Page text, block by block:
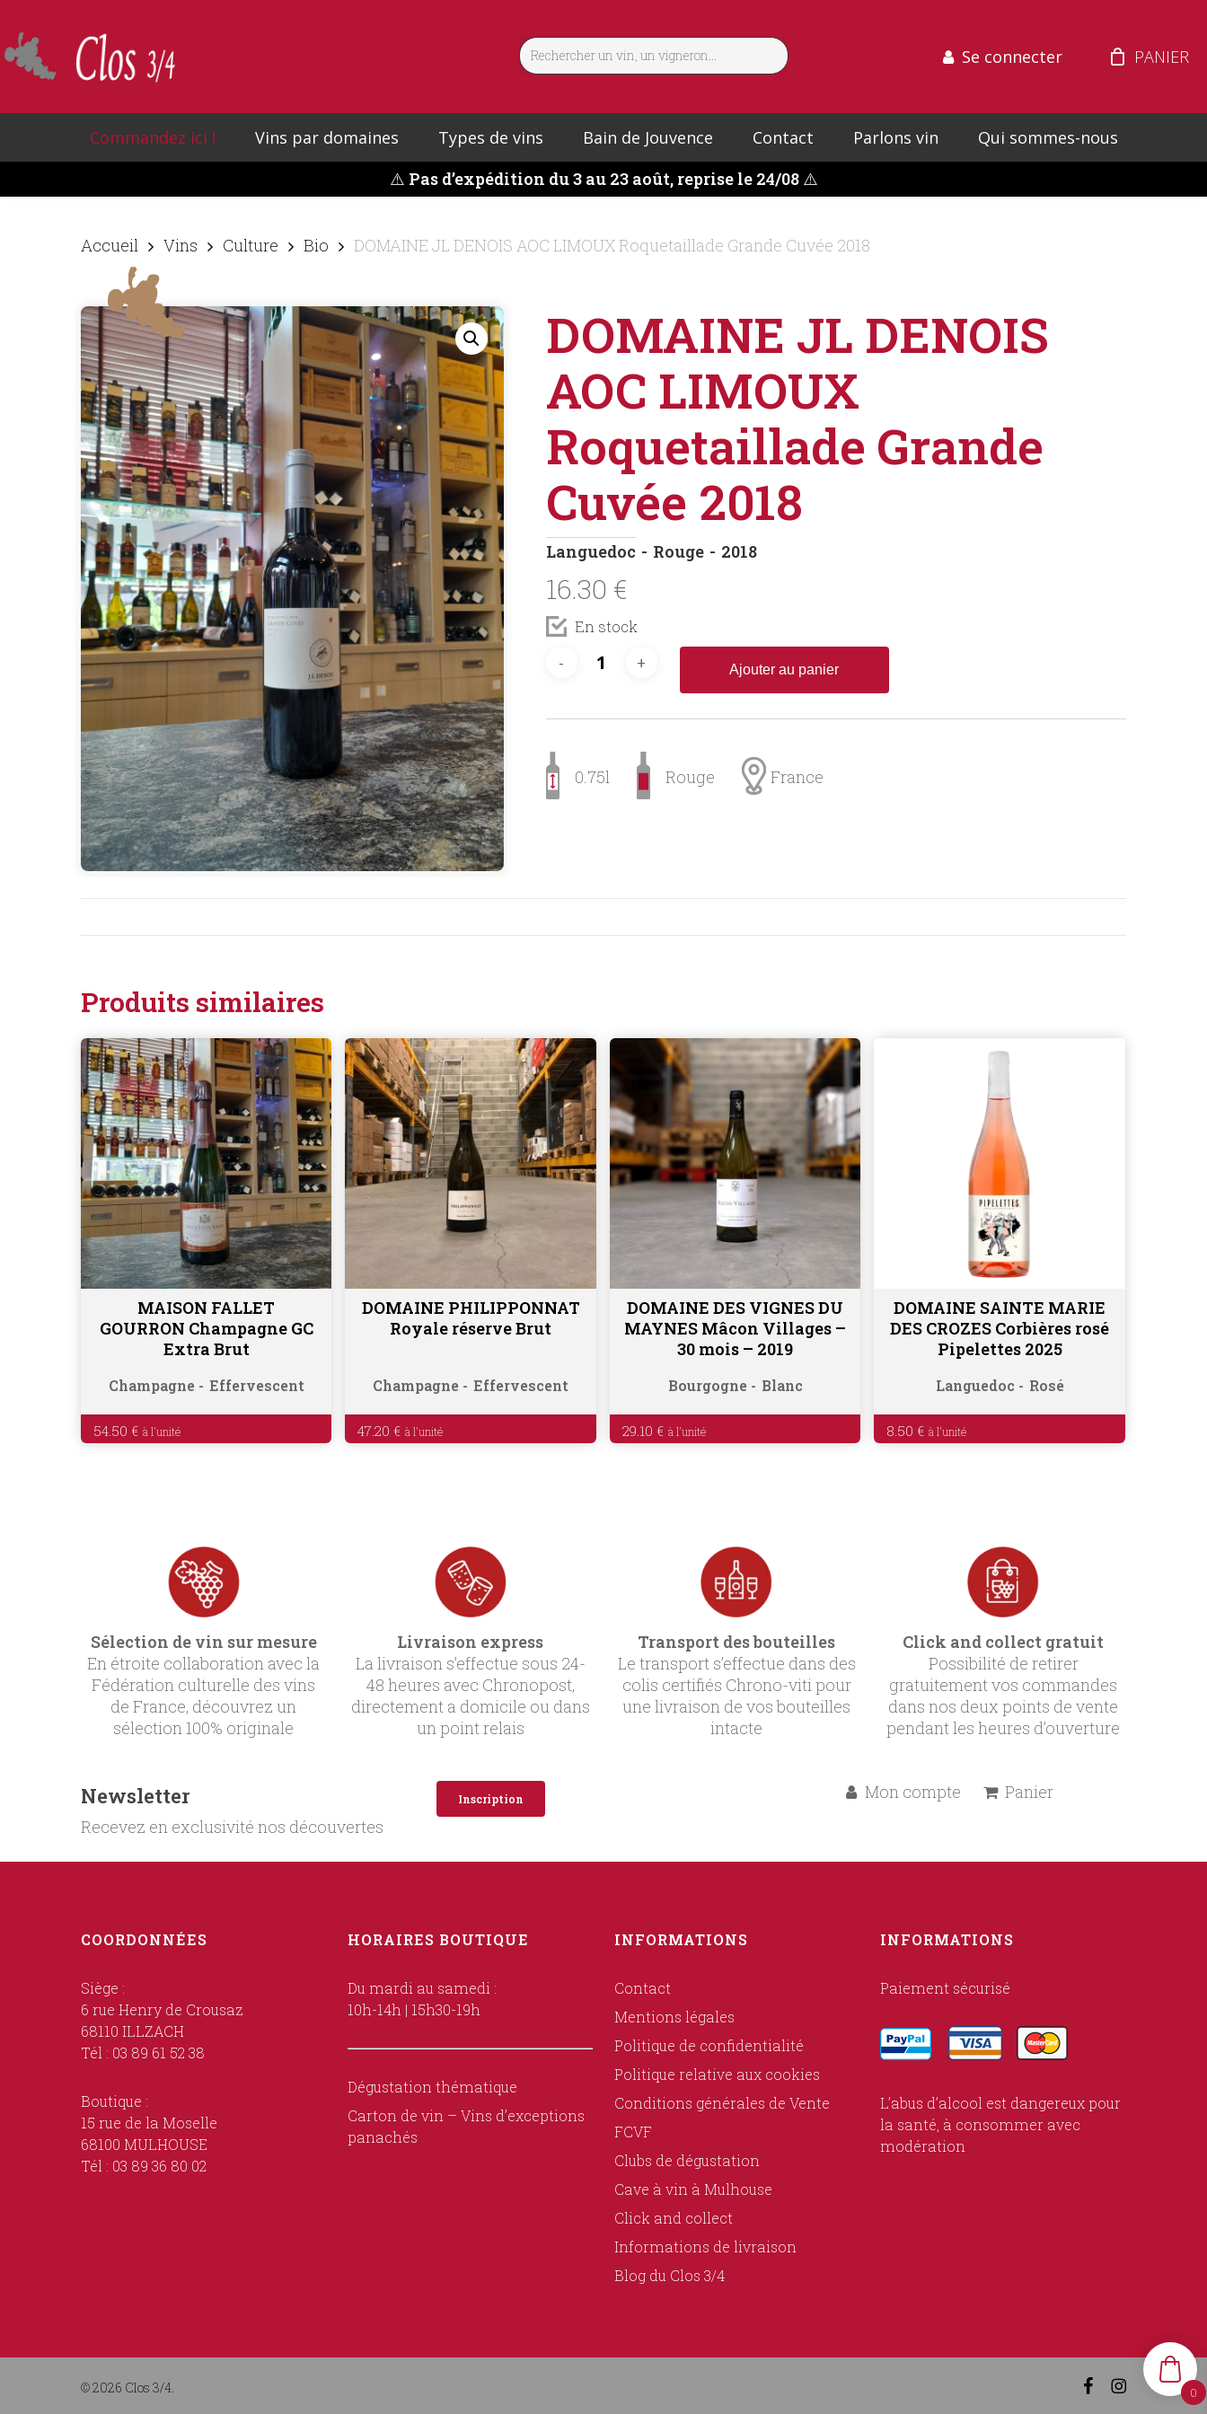
main
content
Se connecter
Commandez ici ! Vins par domaines Types de vins Bain de Jouvence Contact Parlons vin
Qui sommes-nous
⚠️ Pas d’expédition du 3 au 23 août, reprise le 24/08⚠️
Accueil Vins Culture Bio DOMAINE JL DENOIS AOC LIMOUX Roquetaillade Grande Cuvée 2018
DOMAINE JL DENOIS
AOC LIMOUX
Roquetaillade Grande
Cuvée 2018
Languedoc Rouge 2018
16.30 €
En stock
Ajouter au panier
0.75l Rouge France
Produits similaires
Ajouter au panier
MAISON FALLET
GOURRON Champagne GC
Extra Brut
Champagne Effervescent
54.50 €
Lire la suite
DOMAINE PHILIPPONNAT
Royale réserve Brut
Champagne Effervescent
47.20 €
Ajouter au panier
DOMAINE DES VIGNES DU
MAYNES Mâcon Villages –
30 mois – 2019
Bourgogne Blanc
29.10 €
Ajouter au panier
DOMAINE SAINTE MARIE
DES CROZES Corbières rosé
Pipelettes 2025
Languedoc Rosé
8.50 €
Sélection de vin sur mesure
En étroite collaboration avec la
Fédération culturelle des vins
de France, découvrez un
sélection 100% originale
Livraison express
La livraison s’effectue sous 24-
48 heures avec Chronopost,
directement a domicile ou dans
un point relais
Transport des bouteilles
Le transport s’effectue dans des
colis certifiés Chrono-viti pour
une livraison de vos bouteilles
intacte
Click and collect gratuit
Possibilité de retirer
gratuitement vos commandes
dans nos deux points de vente
pendant les heures d’ouverture
Newsletter
Recevez en exclusivité nos découvertes
Inscription Mon compte Panier
COORDONNÉES
Siège :
6 rue Henry de Crousaz
68110 ILLZACH
Tél : 03 89 61 52 38
Boutique :
15 rue de la Moselle
68100 MULHOUSE
Tél : 03 89 36 80 02
HORAIRES BOUTIQUE
Du mardi au samedi :
10h-14h | 15h30-19h
Dégustation thématique
Carton de vin – Vins d’exceptions
panachés
INFORMATIONS
Contact
Mentions légales
Politique de confidentialité
Politique relative aux cookies
Conditions générales de Vente
FCVF
Clubs de dégustation
Cave à vin à Mulhouse
Click and collect
Informations de livraison
Blog du Clos 3/4
INFORMATIONS
Paiement sécurisé
L’abus d’alcool est dangereux pour
la santé, à consommer avec
modération
© 2026 Clos 3/4. facebookinstagram 0